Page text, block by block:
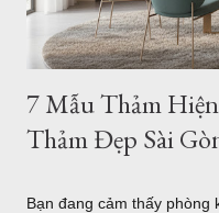
trà và các món đồ nội thất
7 Mẫu Thảm
Thảm Đẹp Sài
Bạn đang cảm thấy phòng